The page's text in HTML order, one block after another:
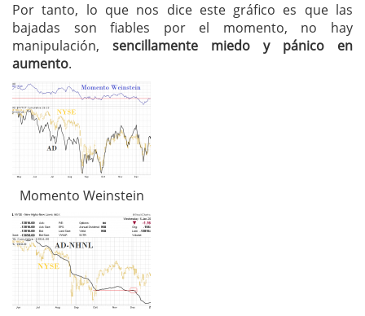
Por tanto, lo que nos dice este gráfico es que las
bajadas son fiables por el momento, no hay
manipulación, sencillamente miedo y pánico en
aumento.
Momento Weinstein